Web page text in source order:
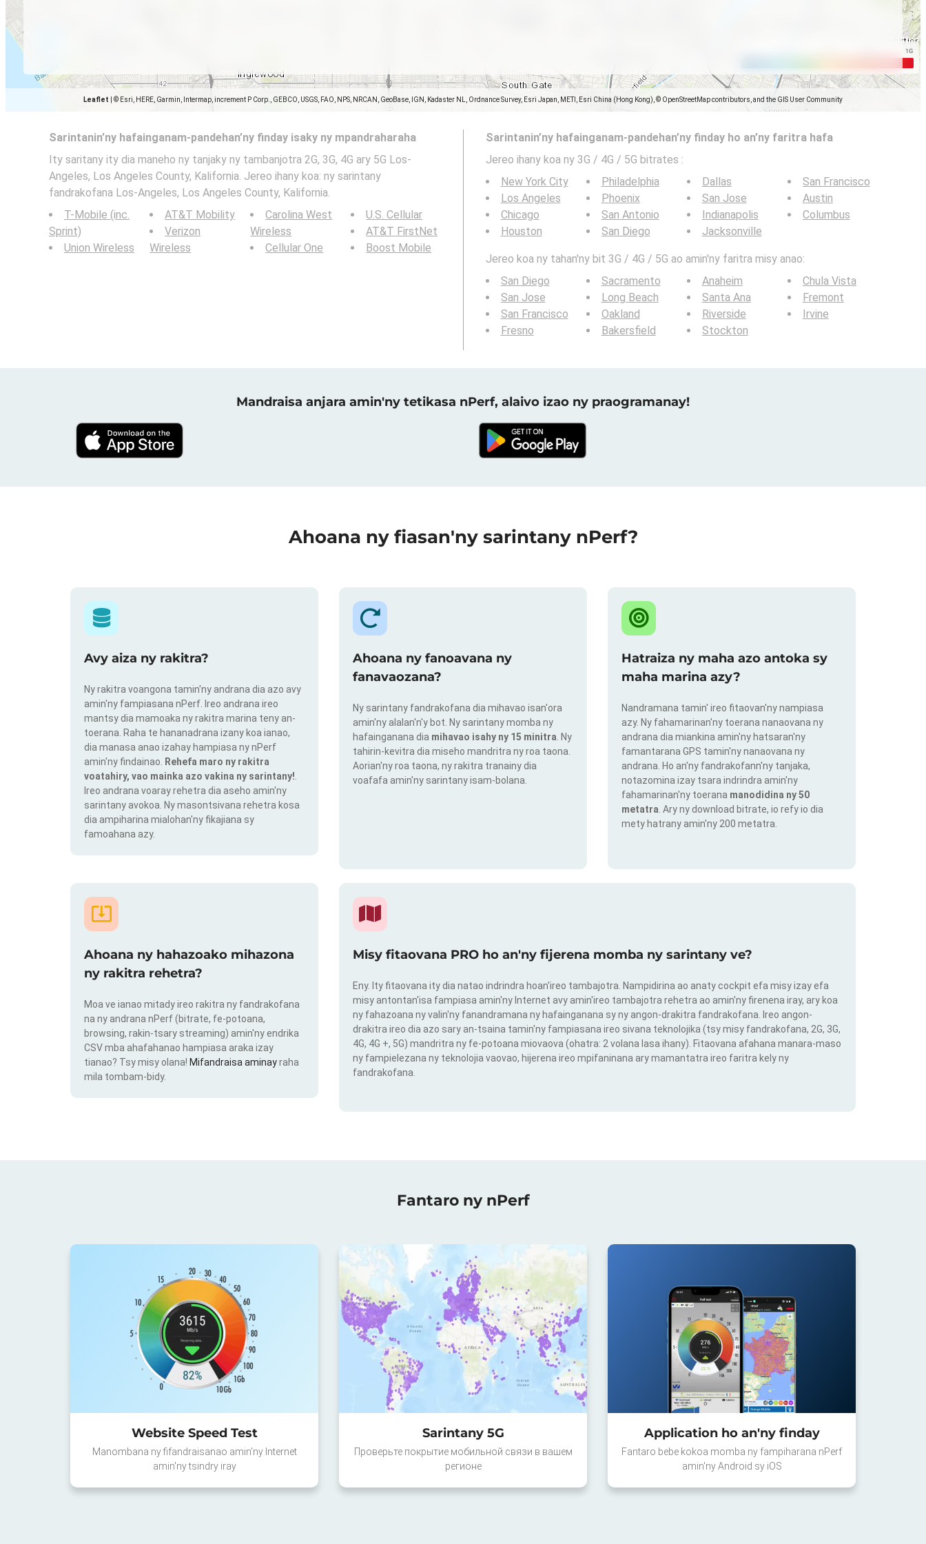
Leaflet © Esri, HERE, Garmin, Intermap, increment P Corp., GEBCO, USGS, FAO, NPS, NRCAN, GeoBase, IGN, Kadaster NL, Ordnance Survey, Esri Japan, METI, Esri China (Hong Kong), © OpenStreetMap contributors, and the GIS User Community
Sarintanin’ny hafainganam-pandehan’ny finday isaky ny mpandraharaha
Ity saritany ity dia maneho ny tanjaky ny tambanjotra 2G, 3G, 4G ary 5G Los-
Angeles, Los Angeles County, Kalifornia. Jereo ihany koa: ny sarintany
fandrakofana Los-Angeles, Los Angeles County, Kalifornia.
T-Mobile (inc.
Sprint)
Union Wireless
AT&T Mobility
Verizon
Wireless
Carolina West
Wireless
Cellular One
U.S. Cellular
AT&T FirstNet
Boost Mobile
Sarintanin’ny hafainganam-pandehan’ny finday ho an’ny faritra hafa
Jereo ihany koa ny 3G / 4G / 5G bitrates :
New York City
Los Angeles
Chicago
Houston
Philadelphia
Phoenix
San Antonio
San Diego
Dallas
San Jose
Indianapolis
Jacksonville
San Francisco
Austin
Columbus
Jereo koa ny tahan'ny bit 3G / 4G / 5G ao amin'ny faritra misy anao:
San Diego
San Jose
San Francisco
Fresno
Sacramento
Long Beach
Oakland
Bakersfield
Anaheim
Santa Ana
Riverside
Stockton
Chula Vista
Fremont
Irvine
Mandraisa anjara amin'ny tetikasa nPerf, alaivo izao ny praogramanay!
Ahoana ny fiasan'ny sarintany nPerf?
Avy aiza ny rakitra?
Ny rakitra voangona tamin'ny andrana dia azo avy
amin'ny fampiasana nPerf. Ireo andrana ireo
mantsy dia mamoaka ny rakitra marina teny an-
toerana. Raha te hananadrana izany koa ianao,
dia manasa anao izahay hampiasa ny nPerf
amin'ny findainao.
Rehefa maro ny rakitra
voatahiry, vao mainka azo vakina ny sarintany!
Ireo andrana voaray rehetra dia aseho amin'ny
sarintany avokoa. Ny masontsivana rehetra kosa
dia ampiharina mialohan'ny fikajiana sy
famoahana azy.
Ahoana ny fanoavana ny
fanavaozana?
Ny sarintany fandrakofana dia mihavao isan'ora
amin'ny alalan'n'y bot. Ny sarintany momba ny
hafainganana dia mihavao isahy ny 15 minitra . Ny
tahirin-kevitra dia miseho mandritra ny roa taona.
Aorian'ny roa taona, ny rakitra tranainy dia
voafafa amin'ny sarintany isam-bolana.
Hatraiza ny maha azo antoka sy
maha marina azy?
Nandramana tamin' ireo fitaovan'ny nampiasa
azy. Ny fahamarinan'ny toerana nanaovana ny
andrana dia miankina amin'ny hatsaran'ny
famantarana GPS tamin'ny nanaovana ny
andrana. Ho an'ny fandrakofann'ny tanjaka,
notazomina izay tsara indrindra amin'ny
fahamarinan'ny toerana manodidina ny 50
metatra . Ary ny download bitrate, io refy io dia
mety hatrany amin'ny 200 metatra.
Ahoana ny hahazoako mihazona
ny rakitra rehetra?
Moa ve ianao mitady ireo rakitra ny fandrakofana
na ny andrana nPerf (bitrate, fe-potoana,
browsing, rakin-tsary streaming) amin'ny endrika
CSV mba ahafahanao hampiasa araka izay
tianao? Tsy misy olana! Mifandraisa aminayraha
mila tombam-bidy.
Misy fitaovana PRO ho an'ny fijerena momba ny sarintany ve?
Eny. Ity fitaovana ity dia natao indrindra hoan'ireo tambajotra. Nampidirina ao anaty cockpit efa misy izay efa
misy antontan'isa fampiasa amin'ny Internet avy amin'ireo tambajotra rehetra ao amin'ny firenena iray, ary koa
ny fahazoana ny valin'ny fanandramana ny hafainganana sy ny angon-drakitra fandrakofana. Ireo angon-
drakitra ireo dia azo sary an-tsaina tamin'ny fampiasana ireo sivana teknolojika (tsy misy fandrakofana, 2G, 3G,
4G, 4G +, 5G) mandritra ny fe-potoana miovaova (ohatra: 2 volana lasa ihany). Fitaovana afahana manara-maso
ny fampielezana ny teknolojia vaovao, hijerena ireo mpifaninana ary mamantatra ireo faritra kely ny
fandrakofana.
Fantaro ny nPerf
Website Speed Test
Manombana ny fifandraisanao amin'ny Internet
amin'ny tsindry iray
Sarintany 5G
Проверьте покрытие мобильной связи в вашем
регионе
Application ho an'ny finday
Fantaro bebe kokoa momba ny fampiharana nPerf
amin'ny Android sy iOS